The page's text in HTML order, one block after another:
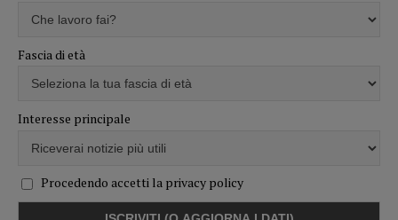
Fascia di età
Interesse principale
Procedendo accetti la privacy policy